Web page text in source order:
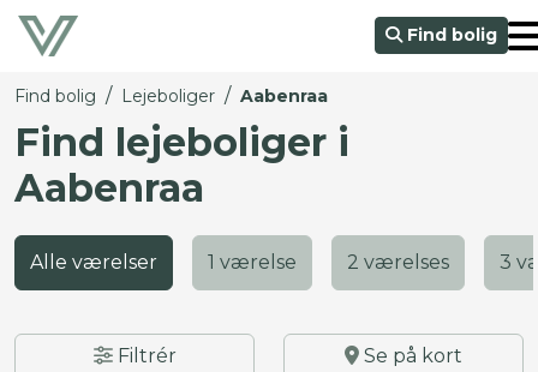
Find bolig
Find bolig / Lejeboliger / Aabenraa
Find lejeboliger i
Aabenraa
Alle værelser 1 værelse 2 værelses 3
Filtrér Se på kort